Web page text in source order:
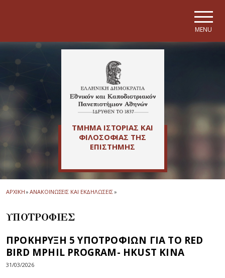
MENU
ΤΜΗΜΑ ΙΣΤΟΡΙΑΣ ΚΑΙ
ΦΙΛΟΣΟΦΙΑΣ ΤΗΣ
ΕΠΙΣΤΗΜΗΣ
ΑΡΧΙΚΗ» ΑΝΑΚΟΙΝΩΣΕΙΣ ΚΑΙ ΕΚΔΗΛΩΣΕΙΣ»
ΥΠΟΤΡΟΦΙΕΣ
ΠΡΟΚΗΡΥΞΗ 5 ΥΠΟΤΡΟΦΙΩΝ ΓΙΑ ΤΟ RED
BIRD MPHIL PROGRAM- HKUST ΚΙΝΑ
31/03/2026